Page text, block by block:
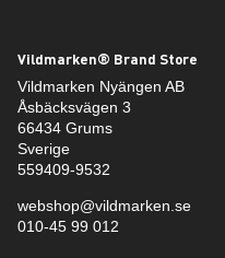
Vildmarken® Brand Store
Vildmarken Nyängen AB
Åsbäcksvägen 3
66434 Grums
Sverige
559409-9532
webshop@vildmarken.se
010-45 99 012